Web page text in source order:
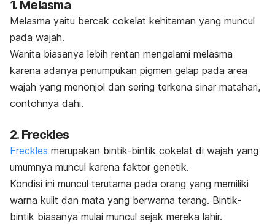
1. Melasma
Melasma yaitu bercak cokelat kehitaman yang muncul
pada wajah.
Wanita biasanya lebih rentan mengalami melasma
karena adanya penumpukan pigmen gelap pada area
wajah yang menonjol dan sering terkena sinar matahari,
contohnya dahi.
2. Freckles
Freckles merupakan bintik-bintik cokelat di wajah yang
umumnya muncul karena faktor genetik.
Kondisi ini muncul terutama pada orang yang memiliki
warna kulit dan mata yang berwarna terang. Bintik-
bintik biasanya mulai muncul sejak mereka lahir.